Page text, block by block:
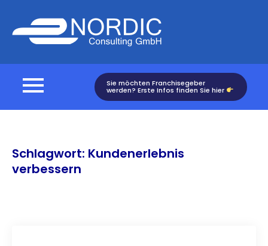
content
Sie möchten Franchisegeber
werden? Erste Infos finden Sie hier
Schlagwort: Kundenerlebnis
verbessern